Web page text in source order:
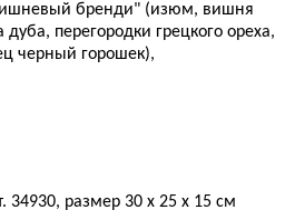
бренди" (изюм, вишня
перегородки грецкого ореха,
черный горошек),
34930, размер 30 х 25 х 15 см